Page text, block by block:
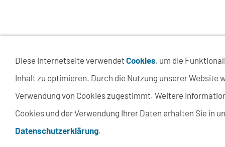
Diese Internetseite verwendetCookies, um die
Inhalt zu optimieren. Durch die Nutzung unserer Website
Verwendung von Cookies zugestimmt. Weitere
Cookies und der Verwendung Ihrer Daten erhalten Sie in
Datenschutzerklärung.